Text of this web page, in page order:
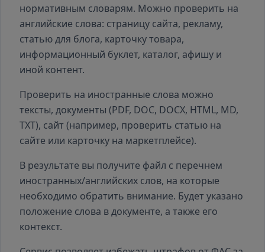
нормативным словарям. Можно проверить на
английские слова: страницу сайта, рекламу,
статью для блога, карточку товара,
информационный буклет, каталог, афишу и
иной контент.
Проверить на иностранные слова можно
тексты, документы (PDF, DOC, DOCX, HTML, MD,
TXT), сайт (например, проверить статью на
сайте или карточку на маркетплейсе).
В результате вы получите файл с перечнем
иностранных/английских слов, на которые
необходимо обратить внимание. Будет указано
положение слова в документе, а также его
контекст.